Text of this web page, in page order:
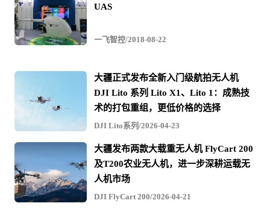
UAS
一飞智控/2018-08-22
大疆正式发布全新入门级航拍无人机
DJI Lito 系列 Lito X1、Lito 1：成熟技
术的打包重组，更低价格的选择
DJI Lito系列/2026-04-23
大疆发布两款大载重无人机 FlyCart 200
及T200农业无人机，进一步深耕运载无
人机市场
DJI FlyCart 200/2026-04-21